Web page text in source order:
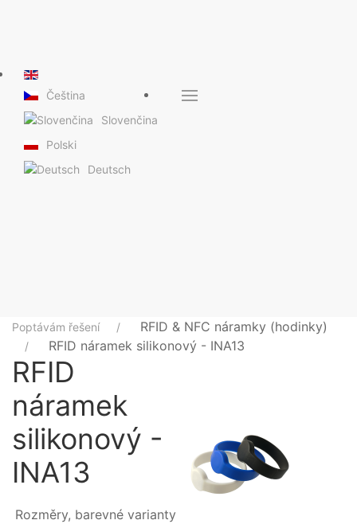
Čeština
Slovenčina
Polski
Deutsch
Poptávám řešení
RFID & NFC náramky (hodinky)
RFID náramek silikonový - INA13
RFID
náramek
silikonový -
INA13
Rozměry, barevné varianty